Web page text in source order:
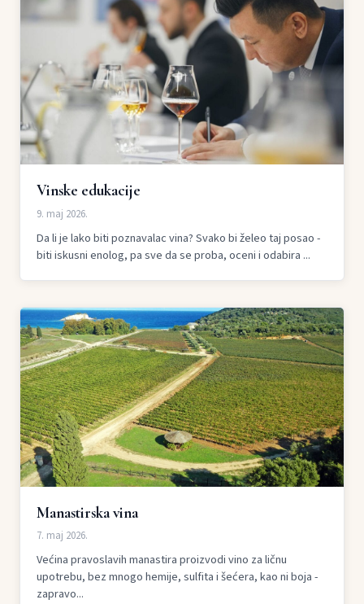
Vinske edukacije
9. maj 2026.
Da li je lako biti poznavalac vina? Svako bi želeo taj posao -
biti iskusni enolog, pa sve da se proba, oceni i odabira ...
Manastirska vina
7. maj 2026.
Većina pravoslavih manastira proizvodi vino za ličnu
upotrebu, bez mnogo hemije, sulfita i šećera, kao ni boja -
zapravo...